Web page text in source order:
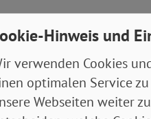
keine Kür, sondern
Idee auch die
„Ich war vor sieben
war, und
Hinweis und
verwenden Cookies
optimalen Service
Webseiten weiter